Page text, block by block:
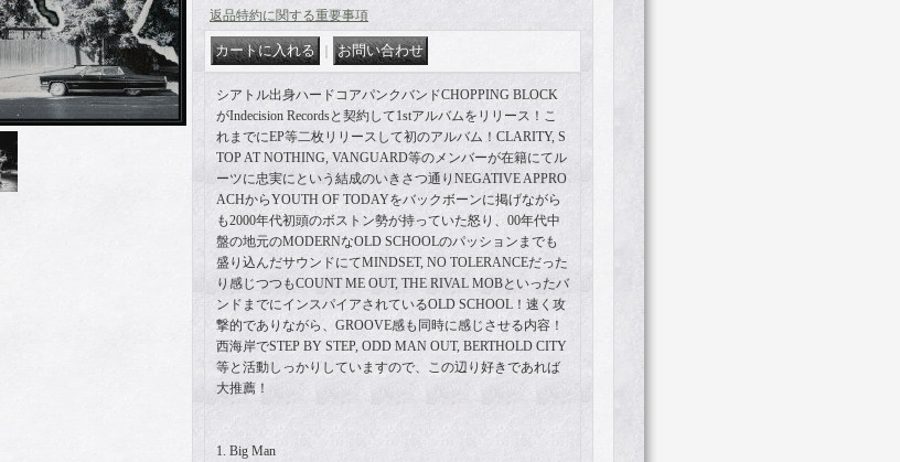
返品特約に関する重要事項
シアトル出身ハードコアパンクバンドCHOPPING BLOCK
がIndecision Recordsと契約して1stアルバムをリリース！こ
れまでにEP等二枚リリースして初のアルバム！CLARITY, S
TOP AT NOTHING, VANGUARD等のメンバーが在籍にてル
ーツに忠実にという結成のいきさつ通りNEGATIVE APPRO
ACHからYOUTH OF TODAYをバックボーンに掲げながら
も2000年代初頭のボストン勢が持っていた怒り、00年代中
盤の地元のMODERNなOLD SCHOOLのパッションまでも
盛り込んだサウンドにてMINDSET, NO TOLERANCEだった
り感じつつもCOUNT ME OUT, THE RIVAL MOBといったバ
ンドまでにインスパイアされているOLD SCHOOL！速く攻
撃的でありながら、GROOVE感も同時に感じさせる内容！
西海岸でSTEP BY STEP, ODD MAN OUT, BERTHOLD CITY
等と活動しっかりしていますので、この辺り好きであれば
大推薦！
1. Big Man